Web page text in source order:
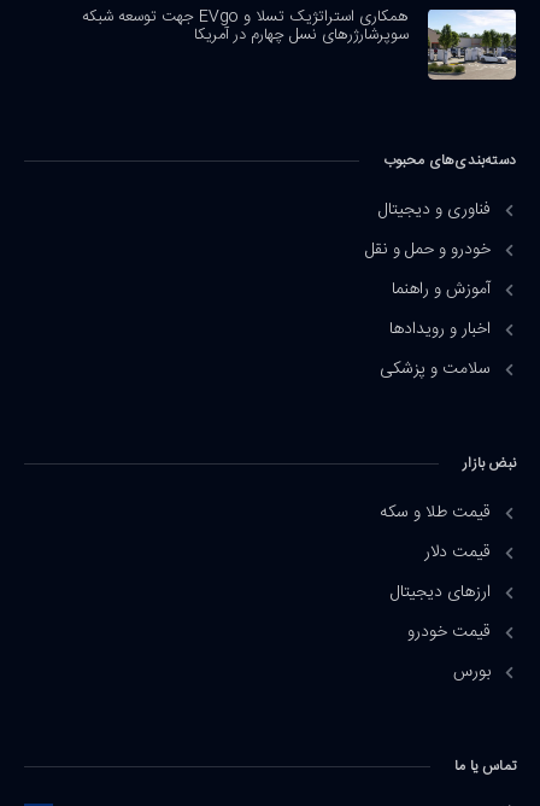
همکاری استراتژیک تسلا و EVgo جهت توسعه شبکه
سوپرشارژرهای نسل چهارم در آمریکا
دسته‌بندی‌های محبوب
فناوری و دیجیتال
خودرو و حمل و نقل
آموزش و راهنما
اخبار و رویدادها
سلامت و پزشکی
نبض بازار
قیمت طلا و سکه
قیمت دلار
ارزهای دیجیتال
قیمت خودرو
بورس
تماس یا ما